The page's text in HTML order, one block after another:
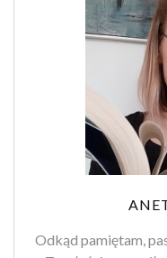
Odkąd pamiętam,